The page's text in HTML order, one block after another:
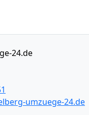
24.de
umzuege-24.de